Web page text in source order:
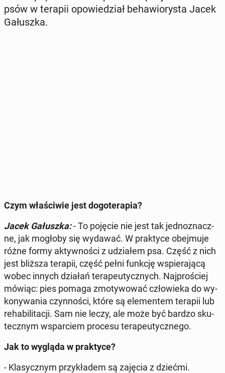
psów w terapii opo­wie­dział be­ha­wio­ry­sta Jacek
Ga­łusz­ka.
Czym wła­ści­wie jest do­go­te­ra­pia?
Jacek Ga­łusz­ka:- To pojęcie nie jest tak jed­no­znacz­
ne, jak mogłoby się wydawać. W prak­ty­ce obej­mu­je
różne formy ak­tyw­no­ści z udzia­łem psa. Część z nich
jest bliższa terapii, część pełni funkcję wspie­ra­ją­cą
wobec innych działań te­ra­peu­tycz­nych. Naj­pro­ściej
mówiąc: pies pomaga zmo­ty­wo­wać czło­wie­ka do wy­
ko­ny­wa­nia czyn­no­ści, które są ele­men­tem terapii lub
re­ha­bi­li­ta­cji. Sam nie leczy, ale może być bardzo sku­
tecz­nym wspar­ciem procesu te­ra­peu­tycz­ne­go.
Jak to wygląda w prak­ty­ce?
- Kla­sycz­nym przy­kła­dem są zajęcia z dziećmi.